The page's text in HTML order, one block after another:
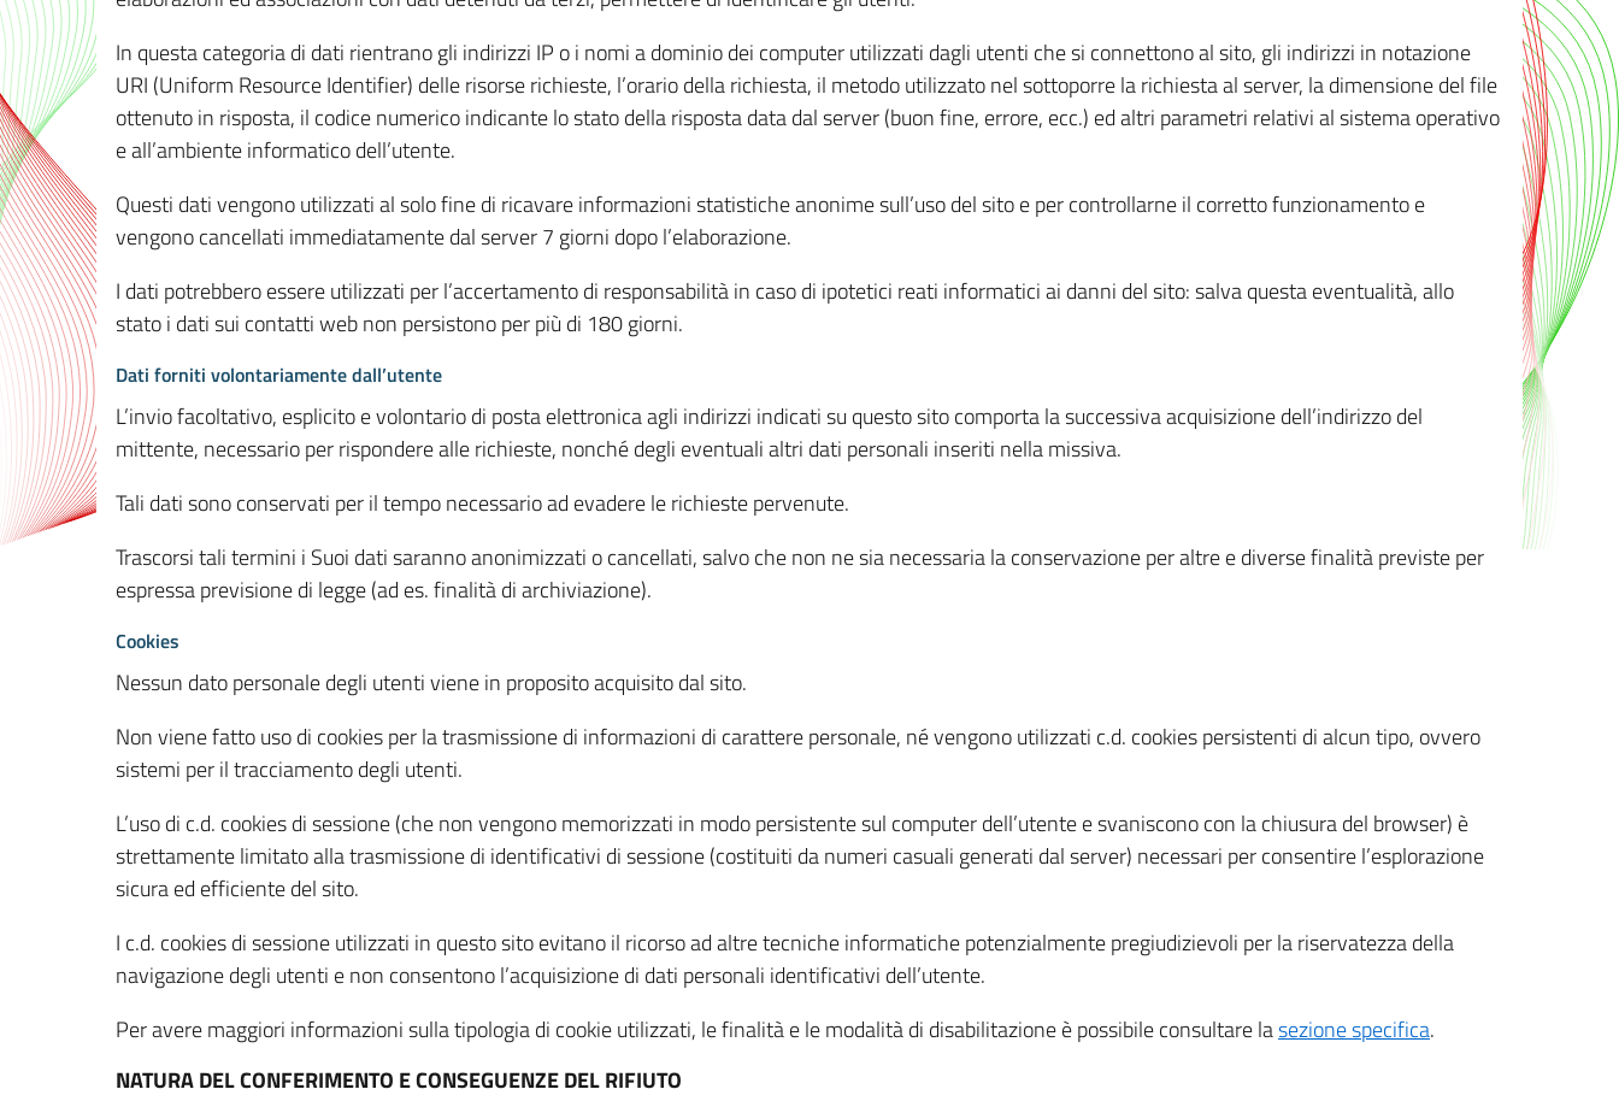
In questa categoria di dati rientrano gli indirizzi IP o i nomi a dominio dei computer utilizzati dagli utenti che si connettono al sito, gli indirizzi in notazione
URI (Uniform Resource Identifier) delle risorse richieste, l’orario della richiesta, il metodo utilizzato nel sottoporre la richiesta al server, la dimensione del file
ottenuto in risposta, il codice numerico indicante lo stato della risposta data dal server (buon fine, errore, ecc.) ed altri parametri relativi al sistema operativo
e all’ambiente informatico dell’utente.
Questi dati vengono utilizzati al solo fine di ricavare informazioni statistiche anonime sull’uso del sito e per controllarne il corretto funzionamento e
vengono cancellati immediatamente dal server 7 giorni dopo l’elaborazione.
I dati potrebbero essere utilizzati per l’accertamento di responsabilità in caso di ipotetici reati informatici ai danni del sito: salva questa eventualità, allo
stato i dati sui contatti web non persistono per più di 180 giorni.
Dati forniti volontariamente dall’utente
L’invio facoltativo, esplicito e volontario di posta elettronica agli indirizzi indicati su questo sito comporta la successiva acquisizione dell’indirizzo del
mittente, necessario per rispondere alle richieste, nonché degli eventuali altri dati personali inseriti nella missiva.
Tali dati sono conservati per il tempo necessario ad evadere le richieste pervenute.
Trascorsi tali termini i Suoi dati saranno anonimizzati o cancellati, salvo che non ne sia necessaria la conservazione per altre e diverse finalità previste per
espressa previsione di legge (ad es. finalità di archiviazione).
Cookies
Nessun dato personale degli utenti viene in proposito acquisito dal sito.
Non viene fatto uso di cookies per la trasmissione di informazioni di carattere personale, né vengono utilizzati c.d. cookies persistenti di alcun tipo, ovvero
sistemi per il tracciamento degli utenti.
L’uso di c.d. cookies di sessione (che non vengono memorizzati in modo persistente sul computer dell’utente e svaniscono con la chiusura del browser) è
strettamente limitato alla trasmissione di identificativi di sessione (costituiti da numeri casuali generati dal server) necessari per consentire l’esplorazione
sicura ed efficiente del sito.
I c.d. cookies di sessione utilizzati in questo sito evitano il ricorso ad altre tecniche informatiche potenzialmente pregiudizievoli per la riservatezza della
navigazione degli utenti e non consentono l’acquisizione di dati personali identificativi dell’utente.
Per avere maggiori informazioni sulla tipologia di cookie utilizzati, le finalità e le modalità di disabilitazione è possibile consultare lasezione specifica.
NATURA DEL CONFERIMENTO E CONSEGUENZE DEL RIFIUTO